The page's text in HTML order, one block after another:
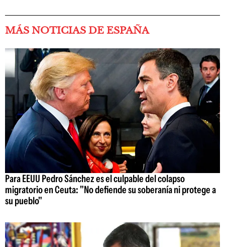
MÁS NOTICIAS DE ESPAÑA
Para EEUU Pedro Sánchez es el culpable del colapso
migratorio en Ceuta: "No defiende su soberanía ni protege a
su pueblo"